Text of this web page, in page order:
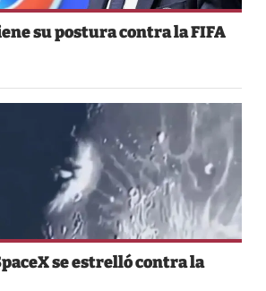
su postura contra la FIFA
se estrelló contra la